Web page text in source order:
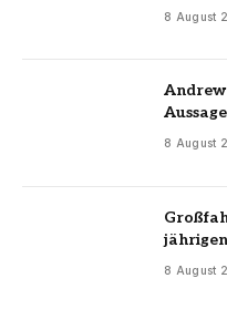
8 August
8 August
8 August